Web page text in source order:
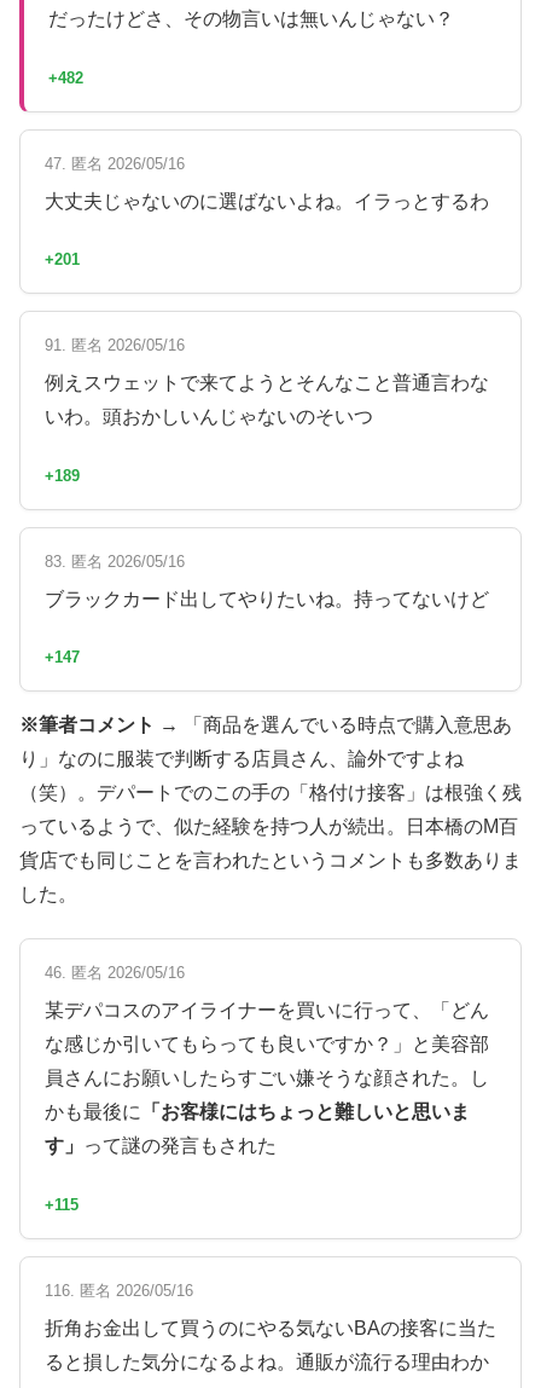
だったけどさ、その物言いは無いんじゃない？
+482
47. 匿名 2026/05/16
大丈夫じゃないのに選ばないよね。イラっとするわ
+201
91. 匿名 2026/05/16
例えスウェットで来てようとそんなこと普通言わな
いわ。頭おかしいんじゃないのそいつ
+189
83. 匿名 2026/05/16
ブラックカード出してやりたいね。持ってないけど
+147
※筆者コメント →
「商品を選んでいる時点で購入意思あ
り」なのに服装で判断する店員さん、論外ですよね
（笑）。デパートでのこの手の「格付け接客」は根強く残
っているようで、似た経験を持つ人が続出。日本橋のM百
貨店でも同じことを言われたというコメントも多数ありま
した。
46. 匿名 2026/05/16
某デパコスのアイライナーを買いに行って、「どん
な感じか引いてもらっても良いですか？」と美容部
員さんにお願いしたらすごい嫌そうな顔された。し
かも最後に 「お客様にはちょっと難しいと思いま
す」
って謎の発言もされた
+115
116. 匿名 2026/05/16
折角お金出して買うのにやる気ないBAの接客に当た
ると損した気分になるよね。通販が流行る理由わか